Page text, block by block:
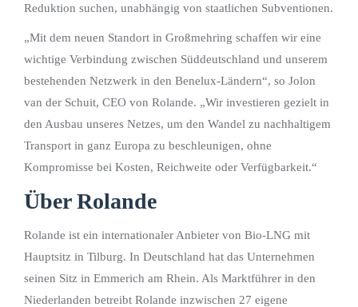
Reduktion suchen, unabhängig von staatlichen Subventionen.
„Mit dem neuen Standort in Großmehring schaffen wir eine
wichtige Verbindung zwischen Süddeutschland und unserem
bestehenden Netzwerk in den Benelux-Ländern“, so Jolon
van der Schuit, CEO von Rolande. „Wir investieren gezielt in
den Ausbau unseres Netzes, um den Wandel zu nachhaltigem
Transport in ganz Europa zu beschleunigen, ohne
Kompromisse bei Kosten, Reichweite oder Verfügbarkeit.“
Über Rolande
Rolande ist ein internationaler Anbieter von Bio-LNG mit
Hauptsitz in Tilburg. In Deutschland hat das Unternehmen
seinen Sitz in Emmerich am Rhein. Als Marktführer in den
Niederlanden betreibt Rolande inzwischen 27 eigene